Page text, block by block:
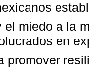
el miedo a la
en
promover